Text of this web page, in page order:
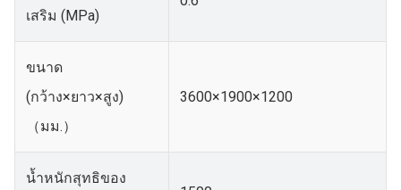
เสริม (MPa)
ขนาด
(กว้าง×ยาว×สูง)
（มม.）
3600×1900×1200
น้ำหนักสุทธิของ